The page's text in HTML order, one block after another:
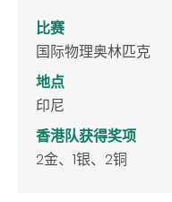
比赛
国际物理奥林匹克
地点
印尼
香港队获得奖项
2金、1银、2铜